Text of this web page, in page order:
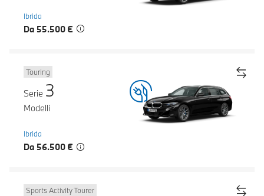
Ibrida
Da 55.500 €
Touring
Serie 3
Modelli
Ibrida
Da 56.500 €
Sports Activity Tourer